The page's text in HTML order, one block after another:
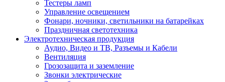
Тестеры ламп
Управление освещением
Фонари, ночники, светильники на батарейках
Праздничная светотехника
Электротехническая продукция
Аудио, Видео и ТВ, Разъемы и Кабели
Вентиляция
Грозозащита и заземление
Звонки электрические